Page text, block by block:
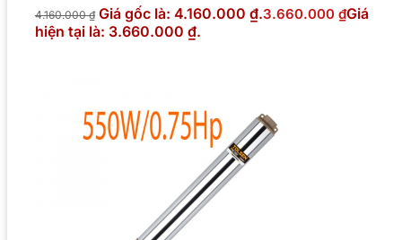
4.160.000₫ Giá gốc là: 4.160.000 ₫.3.660.000 ₫Giá
hiện tại là: 3.660.000 ₫.